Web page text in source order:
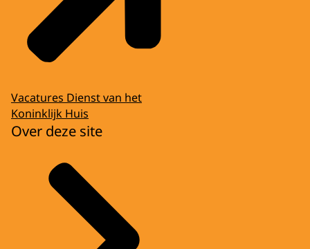
Vacatures Dienst van het
Koninklijk Huis
Over deze site